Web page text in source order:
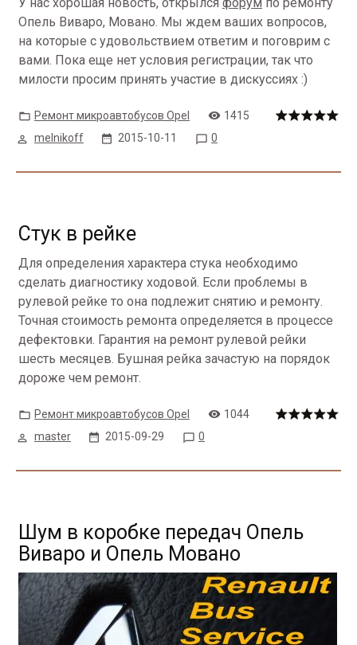
Опель Виваро, Мовано. Мы ждем ваших вопросов,
на которые с удовольствием ответим и поговрим с
вами. Пока еще нет условия регистрации, так что
милости просим принять участие в дискуссиях :)
Ремонт микроавтобусов Opel
1415
melnikoff
2015-10-11 0
Стук в рейке
Для определения характера стука необходимо
сделать диагностику ходовой. Если проблемы в
рулевой рейке то она подлежит снятию и ремонту.
Точная стоимость ремонта определяется в процессе
дефектовки. Гарантия на ремонт рулевой рейки
шесть месяцев. Бушная рейка зачастую на порядок
дороже чем ремонт.
Ремонт микроавтобусов Opel
1044
master
2015-09-29 0
Шум в коробке передач Опель
Виваро и Опель Мовано